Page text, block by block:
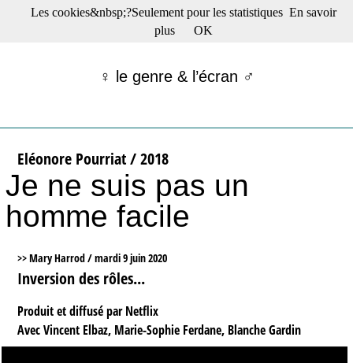
☰ Menu
Films récents
Tribunes
Bloc-notes
Archives
Actu : "La Nouvelle Vague"
♀ le genre & l’écran ♂
Eléonore Pourriat / 2018
Je ne suis pas un
homme facile
>> Mary Harrod /mardi 9 juin 2020
Inversion des rôles...
Produit et diffusé par Netflix
Avec Vincent Elbaz, Marie-Sophie Ferdane, Blanche Gardin
Les cookies&nbsp;?Seulement pour les statistiques En savoir
plus
OK